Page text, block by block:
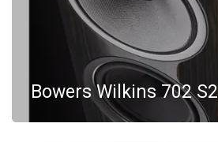
Bowers Wilkins 702 S2